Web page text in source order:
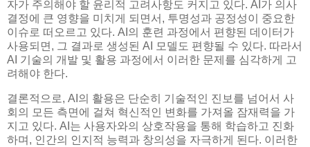
자가 주의해야 할 윤리적 고려사항도 커지고 있다. AI가 의사
결정에 큰 영향을 미치게 되면서, 투명성과 공정성이 중요한
이슈로 떠오르고 있다. AI의 훈련 과정에서 편향된 데이터가
사용되면, 그 결과로 생성된 AI 모델도 편향될 수 있다. 따라서
AI 기술의 개발 및 활용 과정에서 이러한 문제를 심각하게 고
려해야 한다.
결론적으로, AI의 활용은 단순히 기술적인 진보를 넘어서 사
회의 모든 측면에 걸쳐 혁신적인 변화를 가져올 잠재력을 가
지고 있다. AI는 사용자와의 상호작용을 통해 학습하고 진화
하며, 인간의 인지적 능력과 창의성을 자극하게 된다. 이러한